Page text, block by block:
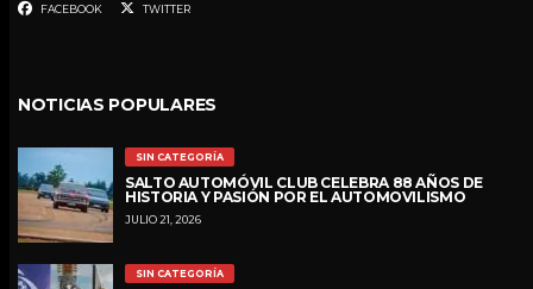
FACEBOOK TWITTER
NOTICIAS POPULARES
SIN CATEGORÍA
SALTO AUTOMÓVIL CLUB CELEBRA 88 AÑOS DE
HISTORIA Y PASIÓN POR EL AUTOMOVILISMO
JULIO 21, 2026
SIN CATEGORÍA